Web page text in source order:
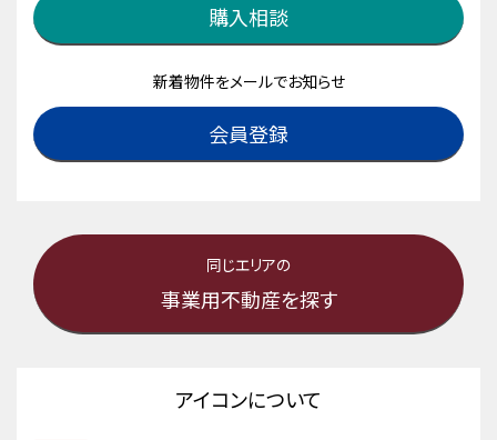
購入相談
新着物件をメールでお知らせ
会員登録
同じエリアの
事業用不動産を探す
アイコンについて